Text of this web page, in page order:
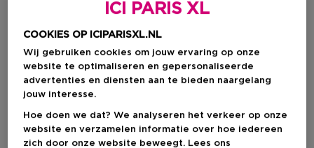
Kies je formaat
30 ML Op voorraad
ICI PARIS XL
COOKIES OP ICIPARISXL.NL
Wij gebruiken cookies om jouw ervaring op onze
website te optimaliseren en gepersonaliseerde
advertenties en diensten aan te bieden naargelang
jouw interesse.
Hoe doen we dat? We analyseren het verkeer op onze
website en verzamelen informatie over hoe iedereen
zich door onze website beweegt. Lees ons